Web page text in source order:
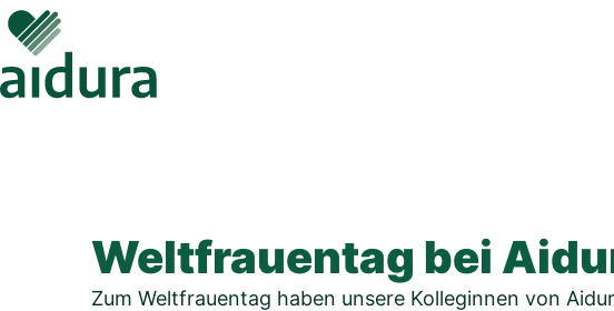
Skip
content
Weltfrauentag bei
Zum Weltfrauentag haben unsere Kolleginnen von